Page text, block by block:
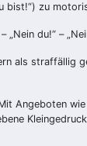
bist!“) zu
du!“ –
straffällig
wie